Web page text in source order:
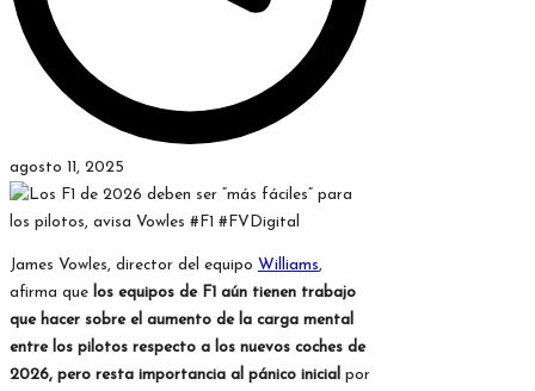
agosto 11, 2025
James Vowles, director del equipo Williams,
afirma que los equipos de F1 aún tienen trabajo
que hacer sobre el aumento de la carga mental
entre los pilotos respecto a los nuevos coches de
2026, pero resta importancia al pánico inicial por